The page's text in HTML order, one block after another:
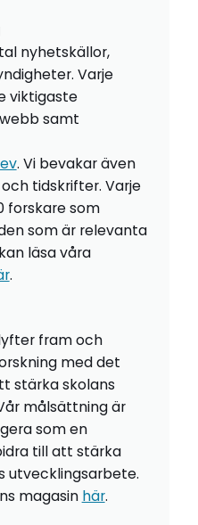
nyhetskällor,
Varje
viktigaste
samt
. Vi bevakar även
tidskrifter. Varje
forskare som
som är relevanta
läsa våra
.
fram och
med det
stärka skolans
målsättning är
som en
till att stärka
utvecklingsarbete.
magasin här.